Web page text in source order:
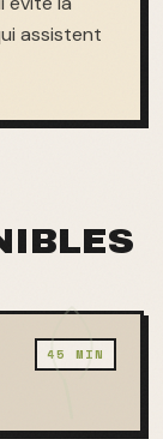
assistent
45 MIN